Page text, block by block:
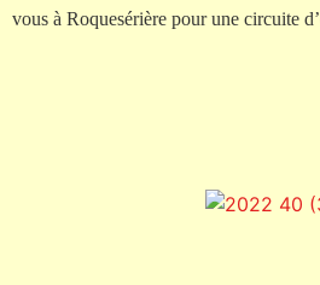
vous à Roquesérière pour une circuite